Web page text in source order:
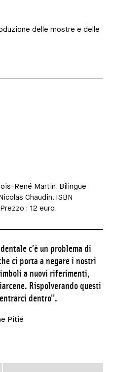
delle mostre e delle
René Martin. Bilingue
Chaudin. ISBN
: 12 euro.
c’è un problema di
ci porta a negare i nostri
a nuovi riferimenti,
Rispolverando questi
dentro''.
Pitié